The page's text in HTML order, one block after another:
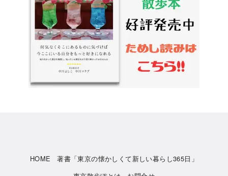
HOME
著書「東京の懐かしくて新しい暮らし365日」